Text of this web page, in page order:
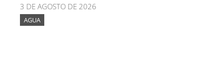
3 DE AGOSTO DE 2026
AGUA